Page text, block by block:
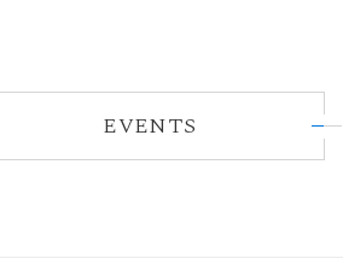
EVENTS